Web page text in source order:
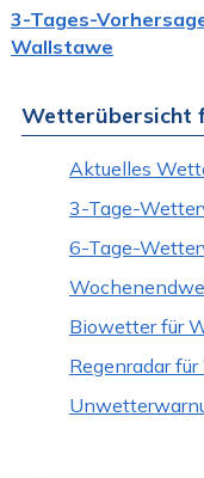
3-Tages-
Wallstawe
Wetterübersicht
Aktuelles
3-Tage-
6-Tage-
Biowetter für
Regenradar